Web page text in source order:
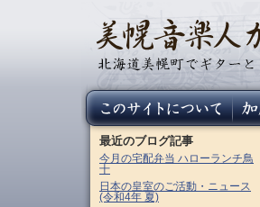
最近のブログ記事
今月の宅配弁当 ハローランチ鳥
十
日本の皇室のご活動・ニュース
(令和4年 夏)